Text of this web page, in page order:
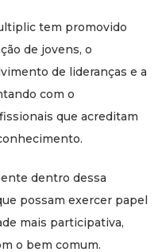
tem promovido
de jovens, o
de lideranças e a
com o
que acreditam
dentro dessa
possam exercer papel
mais participativa,
o bem comum.